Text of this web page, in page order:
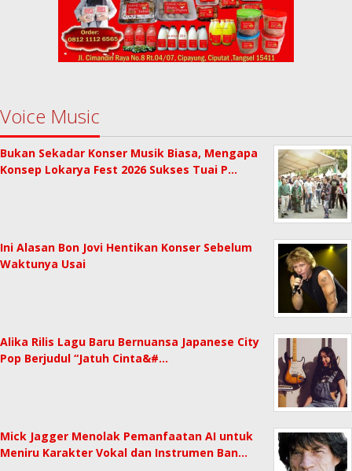
Voice Music
Bukan Sekadar Konser Musik Biasa, Mengapa
Konsep Lokarya Fest 2026 Sukses Tuai P…
Ini Alasan Bon Jovi Hentikan Konser Sebelum
Waktunya Usai
Alika Rilis Lagu Baru Bernuansa Japanese City
Pop Berjudul “Jatuh Cinta&#…
Mick Jagger Menolak Pemanfaatan AI untuk
Meniru Karakter Vokal dan Instrumen Ban…